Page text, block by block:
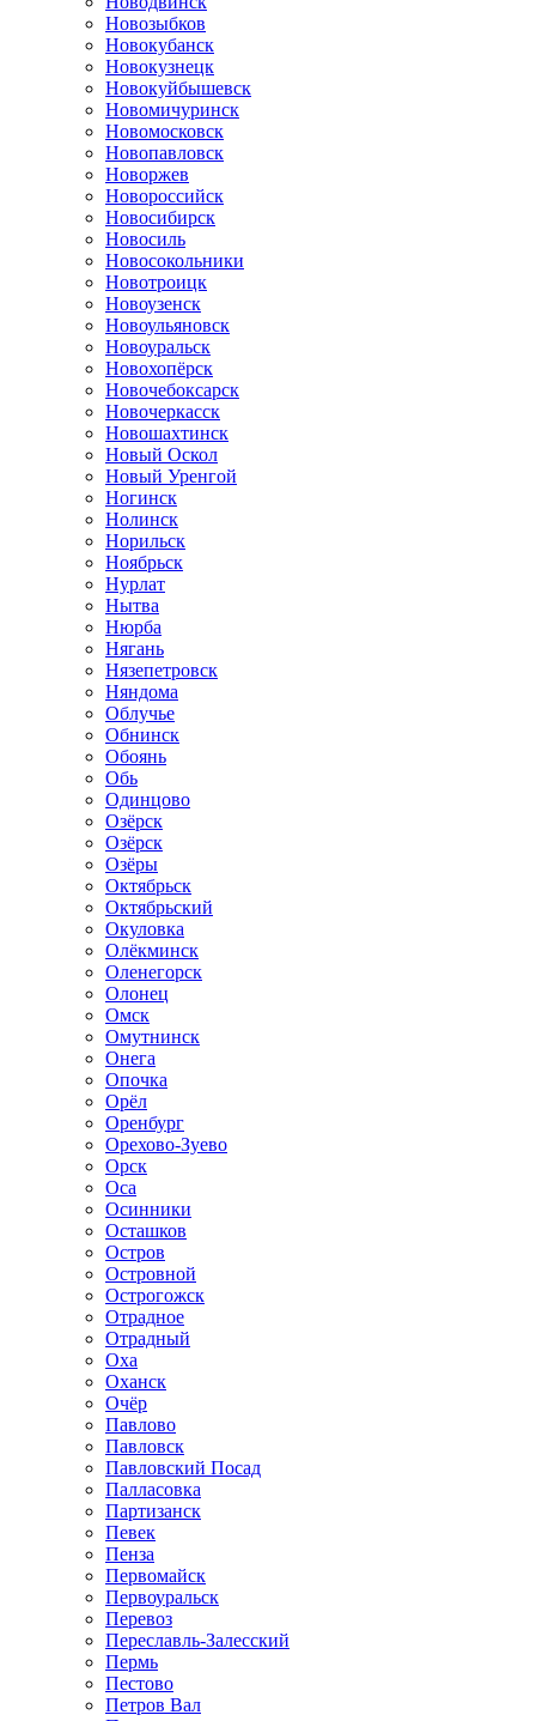
Новозыбков
Новокубанск
Новокузнецк
Новокуйбышевск
Новомичуринск
Новомосковск
Новопавловск
Новоржев
Новороссийск
Новосибирск
Новосиль
Новосокольники
Новотроицк
Новоузенск
Новоульяновск
Новоуральск
Новохопёрск
Новочебоксарск
Новочеркасск
Новошахтинск
Новый Оскол
Новый Уренгой
Ногинск
Нолинск
Норильск
Ноябрьск
Нурлат
Нытва
Нюрба
Нягань
Нязепетровск
Няндома
Облучье
Обнинск
Обоянь
Обь
Одинцово
Озёрск
Озёрск
Озёры
Октябрьск
Октябрьский
Окуловка
Олёкминск
Оленегорск
Олонец
Омск
Омутнинск
Онега
Опочка
Орёл
Оренбург
Орехово-Зуево
Орск
Оса
Осинники
Осташков
Остров
Островной
Острогожск
Отрадное
Отрадный
Оха
Оханск
Очёр
Павлово
Павловск
Павловский Посад
Палласовка
Партизанск
Певек
Пенза
Первомайск
Первоуральск
Перевоз
Переславль-Залесский
Пермь
Пестово
Петров Вал